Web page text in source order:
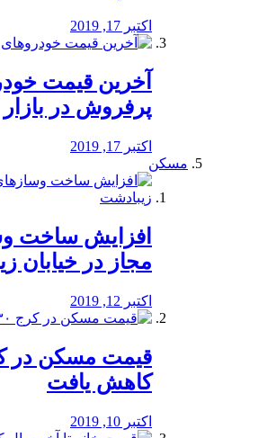
اکتبر 17, 2019
آخرین قیمت
پرفروش در بازار
اکتبر 17, 2019
مسکن
افزایش ساخت
مجاز در خیابان
اکتبر 12, 2019
کاهش یافت
اکتبر 10, 2019